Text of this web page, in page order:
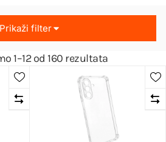
Prikaži filter
1–12 od 160 rezultata